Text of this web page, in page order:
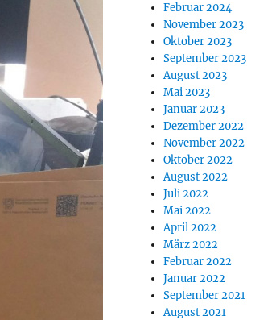
Februar 2024
November 2023
Oktober 2023
September 2023
August 2023
Mai 2023
Januar 2023
Dezember 2022
November 2022
Oktober 2022
August 2022
Juli 2022
Mai 2022
April 2022
März 2022
Februar 2022
Januar 2022
September 2021
August 2021